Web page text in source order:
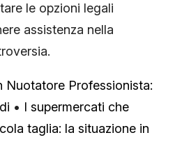
le opzioni legali
assistenza nella
Nuotatore Professionista:
• I supermercati che
taglia: la situazione in